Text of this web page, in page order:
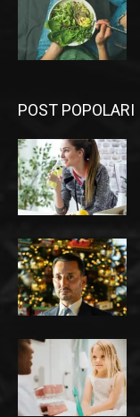
POST POPOLARI